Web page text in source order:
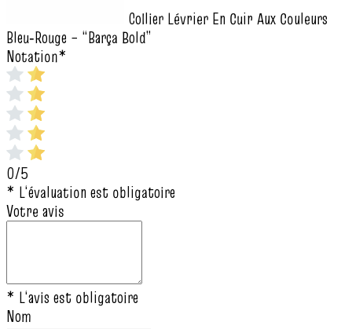
Collier Lévrier En Cuir Aux Couleurs
Bleu‑Rouge – “Barça Bold”
Notation*
0/5
* L‘évaluation est obligatoire
Votre avis
* L‘avis est obligatoire
Nom